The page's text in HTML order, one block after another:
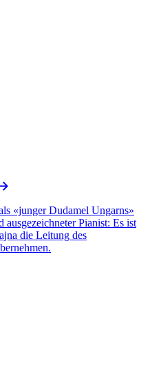
«junger Dudamel Ungarns»
Pianist: Es ist
die Leitung des